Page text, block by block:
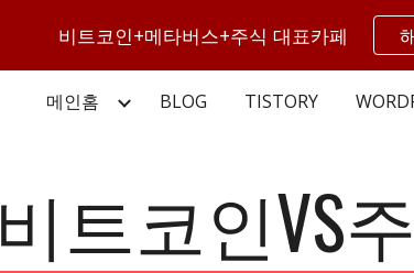
Skip to main content
비트코인+메타버스+주식 대표카페
메인홈 BLOG TISTORY
비트코인VS